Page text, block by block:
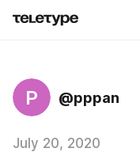
P @pppan
July 20, 2020